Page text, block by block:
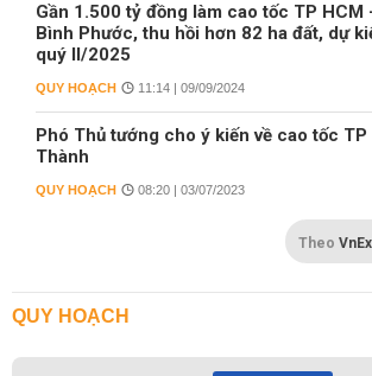
Gần 1.500 tỷ đồng làm cao tốc TP HCM
Bình Phước, thu hồi hơn 82 ha đất, dự
quý II/2025
QUY HOẠCH 11:14 | 09/09/2024
Phó Thủ tướng cho ý kiến về cao tốc TP
Thành
QUY HOẠCH 08:20 | 03/07/2023
Theo
QUY HOẠCH